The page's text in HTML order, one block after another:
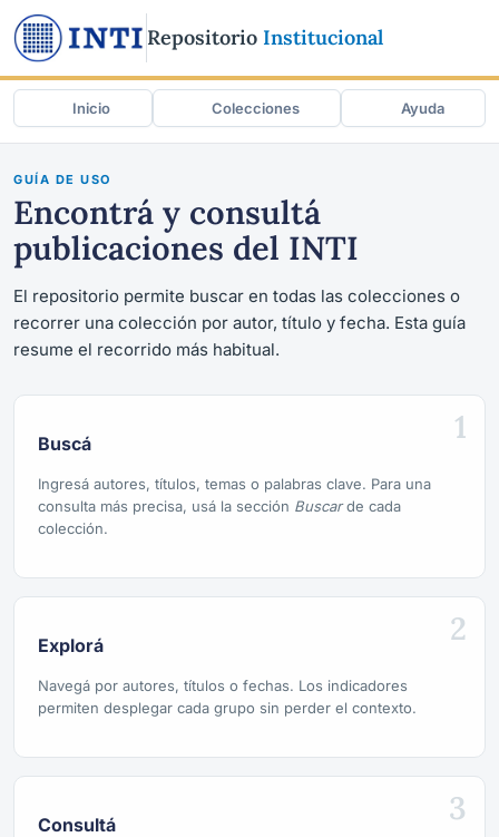
Repositorio Institucional
Inicio Colecciones Ayuda
GUÍA DE USO
Encontrá y consultá
publicaciones del INTI
El repositorio permite buscar en todas las colecciones o
recorrer una colección por autor, título y fecha. Esta guía
resume el recorrido más habitual.
1
Buscá
Ingresá autores, títulos, temas o palabras clave. Para una
consulta más precisa, usá la sección Buscarde cada
colección.
2
Explorá
Navegá por autores, títulos o fechas. Los indicadores
permiten desplegar cada grupo sin perder el contexto.
3
Consultá